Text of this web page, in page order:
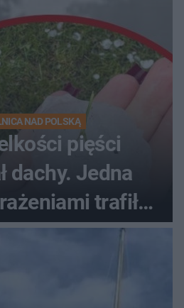
NAD POLSKĄ
pięści
dachy. Jedna
trafiła
szpitala